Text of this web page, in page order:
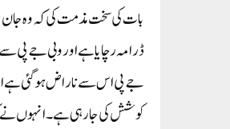
بات کی سخت مذمت کی کہ وہ جان
ڈرامہ رچایا ہے اور و بی جے پی
جے پی اس سے ناراض ہو گئی ہے
کوشش کی جا رہی ہے۔انہوں نے